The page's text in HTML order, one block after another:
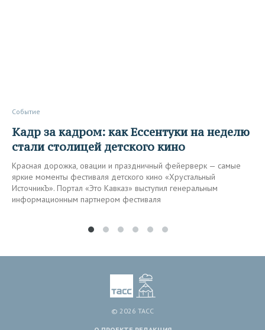
Событие
Кадр за кадром: как Ессентуки на неделю
стали столицей детского кино
Красная дорожка, овации и праздничный фейерверк — самые
яркие моменты фестиваля детского кино «Хрустальный
ИсточникЪ». Портал «Это Кавказ» выступил генеральным
информационным партнером фестиваля
© 2026 ТАСС